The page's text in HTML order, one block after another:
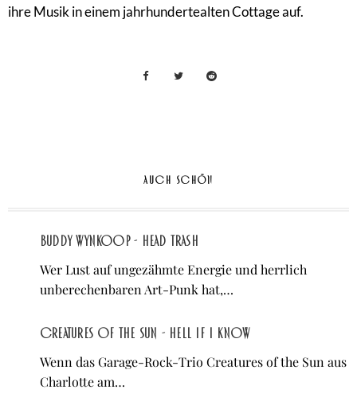
ihre Musik in einem jahrhundertealten Cottage auf.
AUCH SCHÖN
Buddy Wynkoop - Head Trash
Wer Lust auf ungezähmte Energie und herrlich
unberechenbaren Art-Punk hat,…
Creatures of the Sun - Hell If I Know
Wenn das Garage-Rock-Trio Creatures of the Sun aus
Charlotte am…